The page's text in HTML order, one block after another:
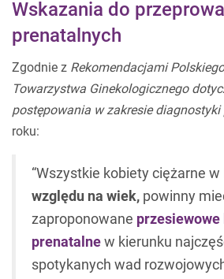
Wskazania do
prenatalnych
Zgodnie z Rekomendacjami Polskiego
Towarzystwa Ginekologicznego
postępowania w zakresie diagnostyki
roku:
“Wszystkie kobiety ciężarne w
względu na wiek, powinny
zaproponowane przesiewowe
prenatalne w kierunku
spotykanych wad